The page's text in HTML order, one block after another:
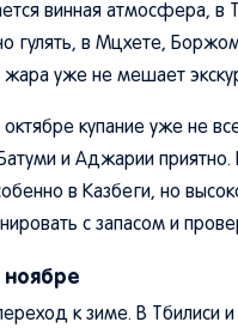
винная атмосфера, в
гулять, в Мцхете,
жара уже не мешает
купание уже не
Батуми и Аджарии
в Казбеги, но
с запасом и
ноябре
к зиме. В Тбилиси